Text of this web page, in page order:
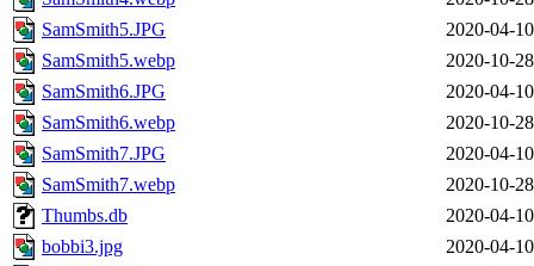
SamSmith5.JPG
2020-04-
SamSmith5.webp
2020-10-
SamSmith6.JPG
2020-04-
SamSmith6.webp
2020-10-
SamSmith7.JPG
2020-04-
SamSmith7.webp
2020-10-
Thumbs.db
2020-04-
bobbi3.jpg
2020-04-